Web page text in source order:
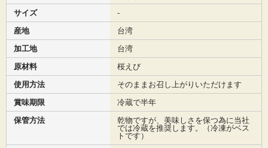
サイズ
-
産地
台湾
加工地
台湾
原材料
桜えび
使用方法
そのままお召し上がりいただけます
賞味期限
冷蔵で半年
保管方法
乾物ですが、美味しさを保つ為に当社
では冷蔵を推奨します。（冷凍がベス
トです）